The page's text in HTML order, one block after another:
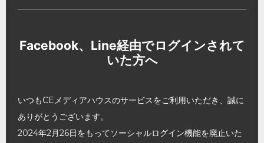
Facebook、Line経由でログインされて
いた方へ
いつもCEメディアハウスのサービスをご利用いただき、誠に
ありがとうございます。
2024年2月26日をもってソーシャルログイン機能を廃止いた